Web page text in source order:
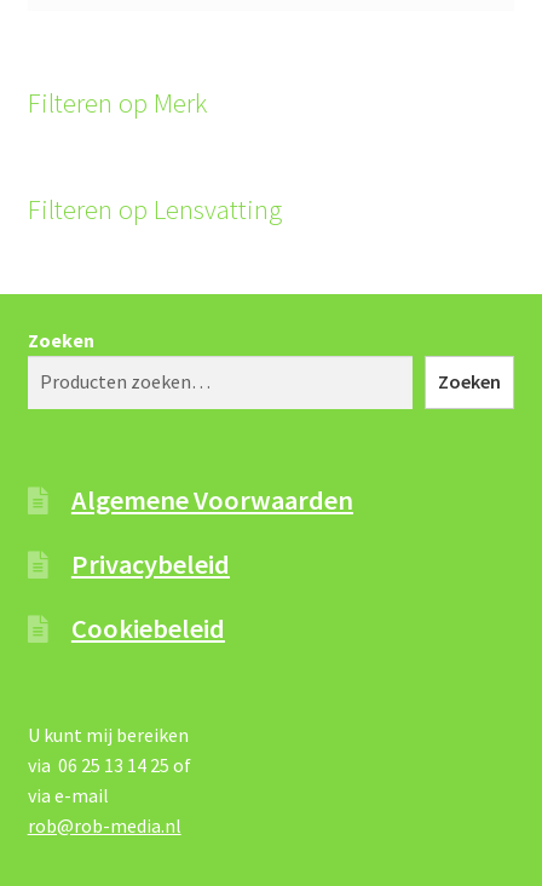
Filteren op Merk
Filteren op Lensvatting
Zoeken
Zoeken
Algemene Voorwaarden
Privacybeleid
Cookiebeleid
U kunt mij bereiken
via 06 25 13 14 25 of
via e-mail
rob@rob-media.nl